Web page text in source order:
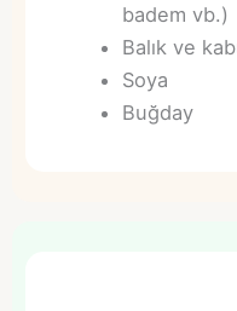
badem vb.)
Balık ve
Soya
Buğday